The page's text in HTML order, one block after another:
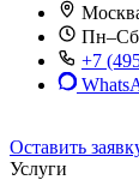
+7
Оставить
Услуги